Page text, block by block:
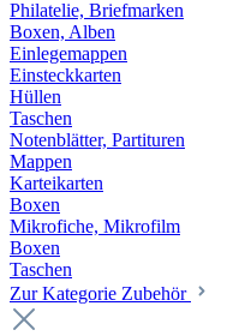
Philatelie, Briefmarken
Boxen, Alben
Einlegemappen
Einsteckkarten
Hüllen
Taschen
Notenblätter, Partituren
Mappen
Karteikarten
Boxen
Mikrofiche, Mikrofilm
Boxen
Taschen
Zur Kategorie Zubehör